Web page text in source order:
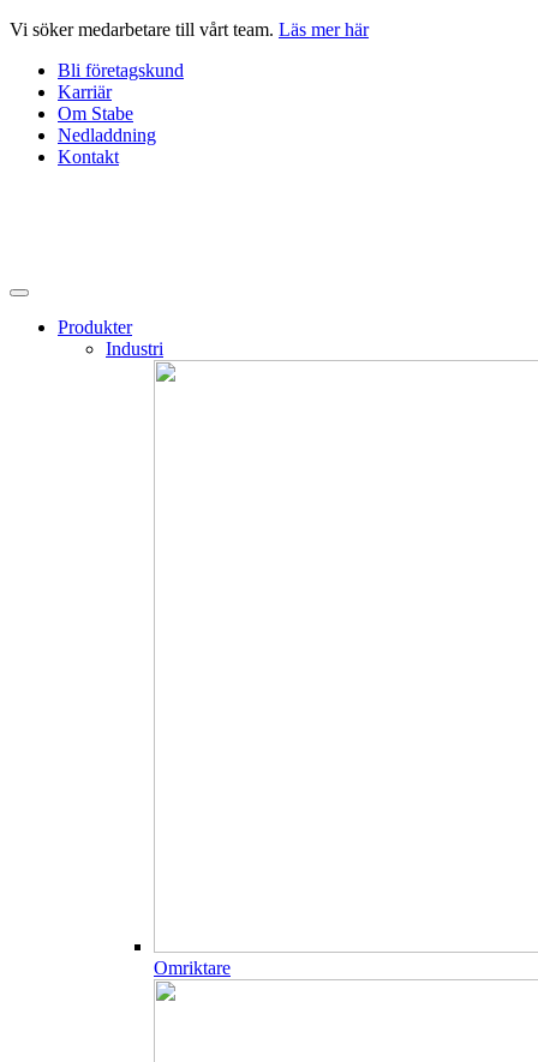
Hoppa
innehåll
Vi söker medarbetare till vårt team. Läs mer här
Bli företagskund
Karriär
Om Stabe
Nedladdning
Kontakt
Produkter
Industri
Omriktare